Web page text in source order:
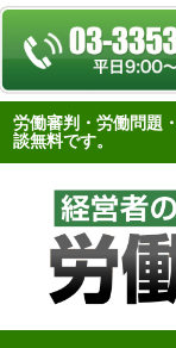
労働審判・労働問題
談無料です。